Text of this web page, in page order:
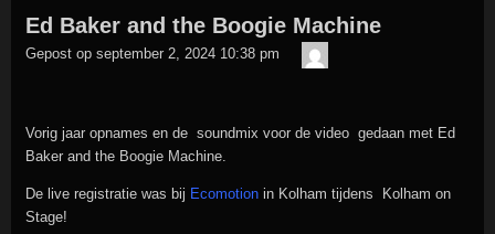
is
geplaatst
Ed Baker and the Boogie Machine
Gepost op september 2, 2024 10:38 pm
Vorig jaar opnames en de soundmix voor de video gedaan met Ed
Baker and the Boogie Machine.
De live registratie was bij Ecomotion in Kolham tijdens Kolham on
Stage!